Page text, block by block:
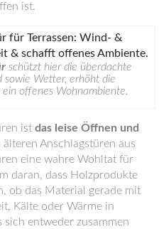
ist.
schützt hier die überdachte
sowie Wetter, erhöht die
offenes Wohnambiente.
ist das leise Öffnen und
älteren Anschlagstüren aus
eine wahre Wohltat für
daran, dass Holzprodukte
ob das Material gerade mit
Kälte oder Wärme in
sich entweder zusammen